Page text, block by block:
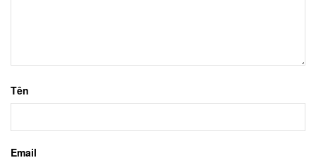
Tên
Email